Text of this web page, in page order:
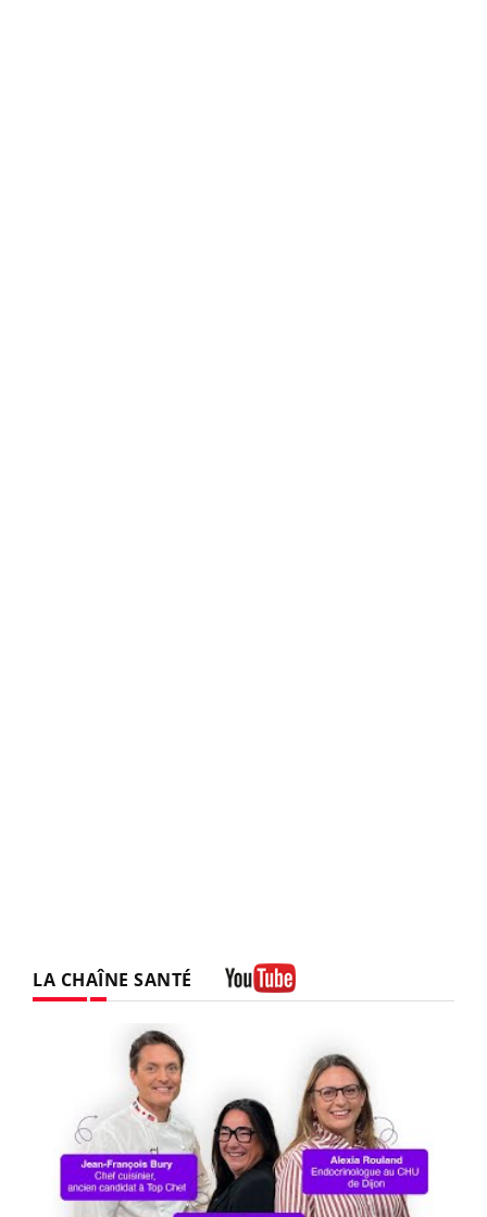
LA CHAÎNE SANTÉ